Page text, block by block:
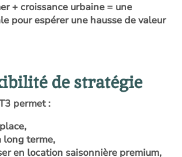
+ croissance urbaine = une
pour espérer une hausse de valeur
de stratégie
permet :
long terme,
en location saisonnière premium,